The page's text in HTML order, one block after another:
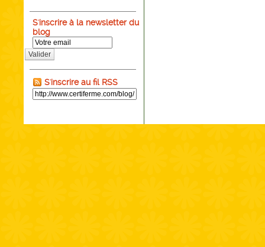
S'inscrire à la newsletter du
blog
Valider
S'inscrire au fil RSS